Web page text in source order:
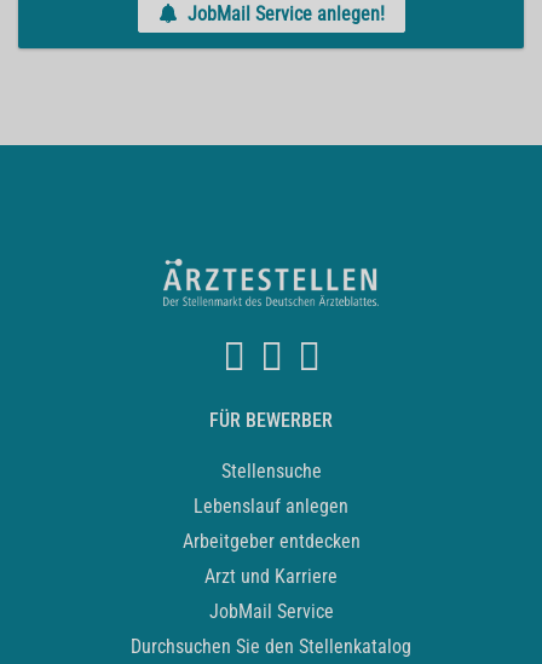
JobMail Service anlegen!
FÜR BEWERBER
Stellensuche
Lebenslauf anlegen
Arbeitgeber entdecken
Arzt und Karriere
JobMail Service
Durchsuchen Sie den Stellenkatalog